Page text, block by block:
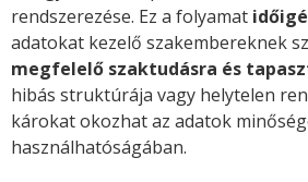
rendszerezése. Ez a folyamat
adatokat kezelő szakembereknek
megfelelő szaktudásra és
hibás struktúrája vagy helytelen
károkat okozhat az adatok
használhatóságában.